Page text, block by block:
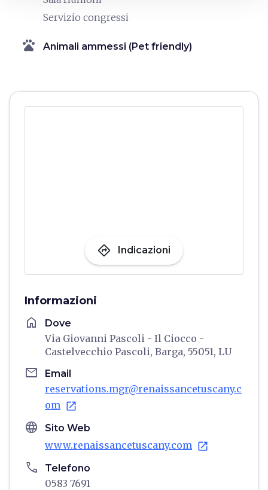
Servizio congressi
pets Animali ammessi (Pet friendly)
directions Indicazioni
Informazioni
home Dove
Via Giovanni Pascoli - Il Ciocco -
Castelvecchio Pascoli, Barga, 55051, LU
email Email
reservations.mgr@renaissancetuscany.c
om open_in_new
language Sito Web
www.renaissancetuscany.com open_in_new
phone Telefono
0583 7691